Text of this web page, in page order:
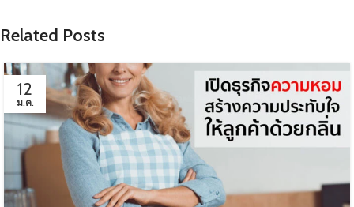
Related Posts
12
ม.ค.